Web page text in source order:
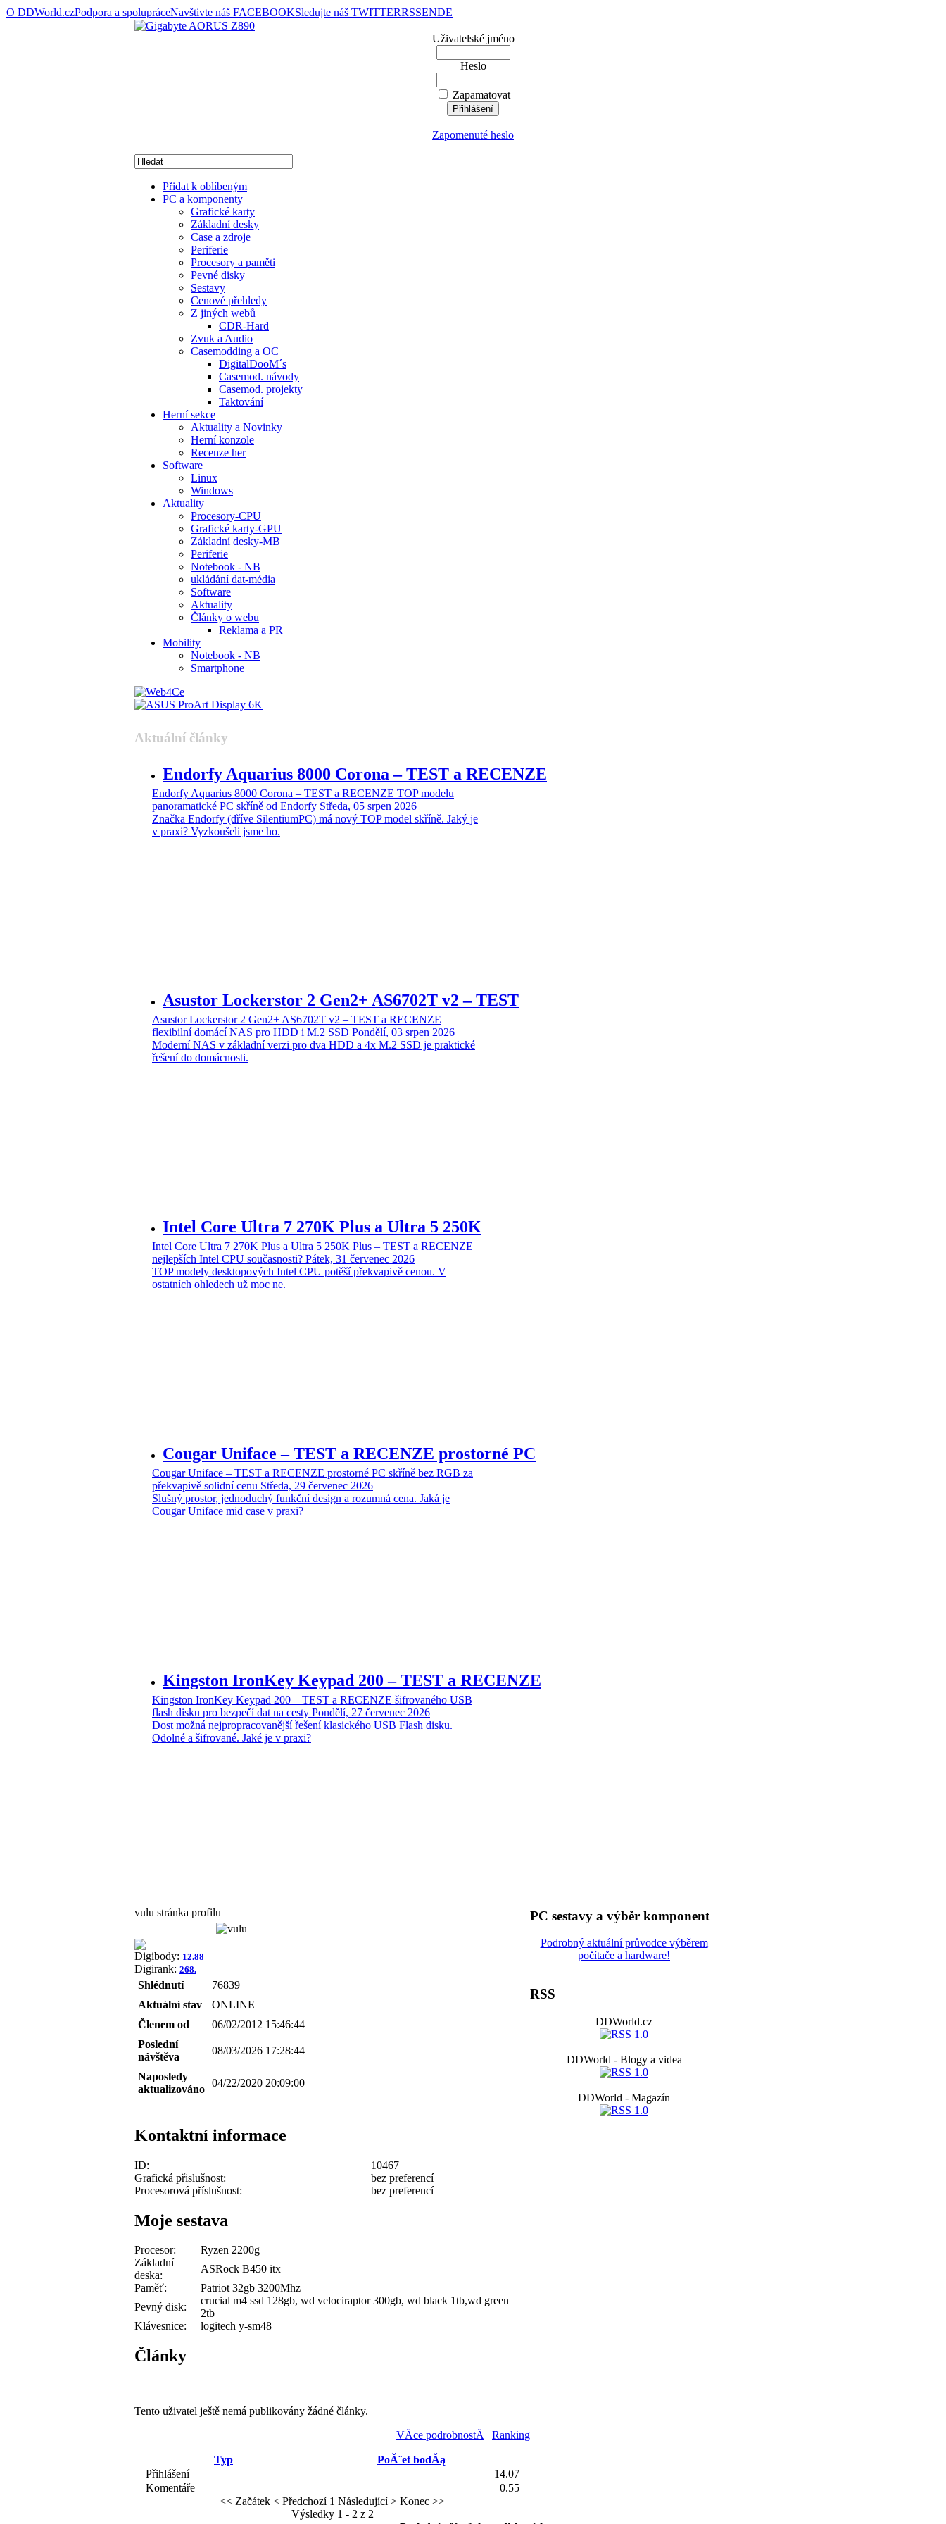
O DDWorld.czPodpora a spolupráceNavštivte náš FACEBOOKSledujte náš TWITTERRSSENDE
Uživatelské jméno
Heslo
Zapamatovat
Zapomenuté heslo
Přidat k oblíbeným
PC a komponenty
Grafické karty
Základní desky
Case a zdroje
Periferie
Procesory a paměti
Pevné disky
Sestavy
Cenové přehledy
Z jiných webů
CDR-Hard
Zvuk a Audio
Casemodding a OC
DigitalDooM´s
Casemod. návody
Casemod. projekty
Taktování
Herní sekce
Aktuality a Novinky
Herní konzole
Recenze her
Software
Linux
Windows
Aktuality
Procesory-CPU
Grafické karty-GPU
Základní desky-MB
Periferie
Notebook - NB
ukládání dat-média
Software
Aktuality
Články o webu
Reklama a PR
Mobility
Notebook - NB
Smartphone
Aktuální články
Endorfy Aquarius 8000 Corona – TEST a RECENZE
Endorfy Aquarius 8000 Corona – TEST a RECENZE TOP modelu
panoramatické PC skříně od Endorfy Středa, 05 srpen 2026
Značka Endorfy (dříve SilentiumPC) má nový TOP model skříně. Jaký je
v praxi? Vyzkoušeli jsme ho.
Asustor Lockerstor 2 Gen2+ AS6702T v2 – TEST
Asustor Lockerstor 2 Gen2+ AS6702T v2 – TEST a RECENZE
flexibilní domácí NAS pro HDD i M.2 SSD Pondělí, 03 srpen 2026
Moderní NAS v základní verzi pro dva HDD a 4x M.2 SSD je praktické
řešení do domácnosti.
Intel Core Ultra 7 270K Plus a Ultra 5 250K
Intel Core Ultra 7 270K Plus a Ultra 5 250K Plus – TEST a RECENZE
nejlepších Intel CPU současnosti? Pátek, 31 červenec 2026
TOP modely desktopových Intel CPU potěší překvapivě cenou. V
ostatních ohledech už moc ne.
Cougar Uniface – TEST a RECENZE prostorné PC
Cougar Uniface – TEST a RECENZE prostorné PC skříně bez RGB za
překvapivě solidní cenu Středa, 29 červenec 2026
Slušný prostor, jednoduchý funkční design a rozumná cena. Jaká je
Cougar Uniface mid case v praxi?
Kingston IronKey Keypad 200 – TEST a RECENZE
Kingston IronKey Keypad 200 – TEST a RECENZE šifrovaného USB
flash disku pro bezpečí dat na cesty Pondělí, 27 červenec 2026
Dost možná nejpropracovanější řešení klasického USB Flash disku.
Odolné a šifrované. Jaké je v praxi?
vulu stránka profilu
Digibody: 12.88
Digirank: 268.
Shlédnutí
76839
Aktuální stav
ONLINE
Členem od
06/02/2012 15:46:44
Poslední
návštěva
08/03/2026 17:28:44
Naposledy
aktualizováno
04/22/2020 20:09:00
Kontaktní informace
ID:
10467
Grafická přislušnost:
bez preferencí
Procesorová příslušnost:
bez preferencí
Moje sestava
Procesor:
Ryzen 2200g
Základní
deska:
ASRock B450 itx
Paměť:
Patriot 32gb 3200Mhz
Pevný disk:
crucial m4 ssd 128gb, wd velociraptor 300gb, wd black 1tb,wd green
2tb
Klávesnice:
logitech y-sm48
Články
Tento uživatel ještě nemá publikovány žádné články.
VĂ­ce podrobnostĂ­ | Ranking
Typ
PoĂ¨et bodĂą
Přihlášení
14.07
Komentáře
0.55
<< Začátek < Předchozí 1 Následující > Konec >>
Výsledky 1 - 2 z 2
PC sestavy a výběr komponent
Podrobný aktuální průvodce výběrem
počítače a hardware!
RSS
DDWorld.cz
DDWorld - Blogy a videa
DDWorld - Magazín